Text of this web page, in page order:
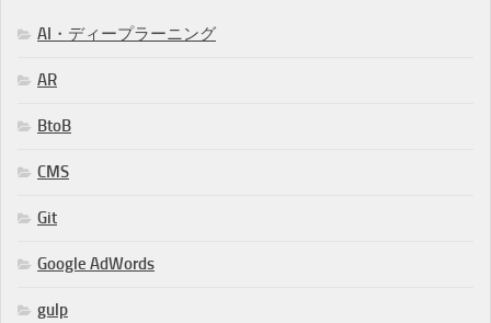
AI・ディープラーニング
AR
BtoB
CMS
Git
Google AdWords
gulp